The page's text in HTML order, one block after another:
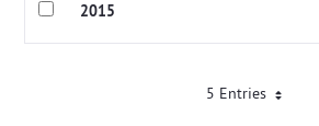
2015
5 Entries